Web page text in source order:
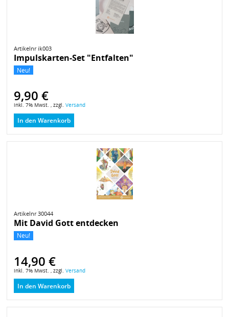
Artikelnr ik003
Impulskarten-Set "Entfalten"
Neu!
9,90 €
inkl. 7% Mwst. , zzgl. Versand
In den Warenkorb
Artikelnr 30044
Mit David Gott entdecken
Neu!
14,90 €
inkl. 7% Mwst. , zzgl. Versand
In den Warenkorb